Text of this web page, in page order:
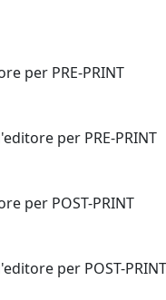
per PRE-PRINT
per PRE-PRINT
per POST-PRINT
per POST-PRINT